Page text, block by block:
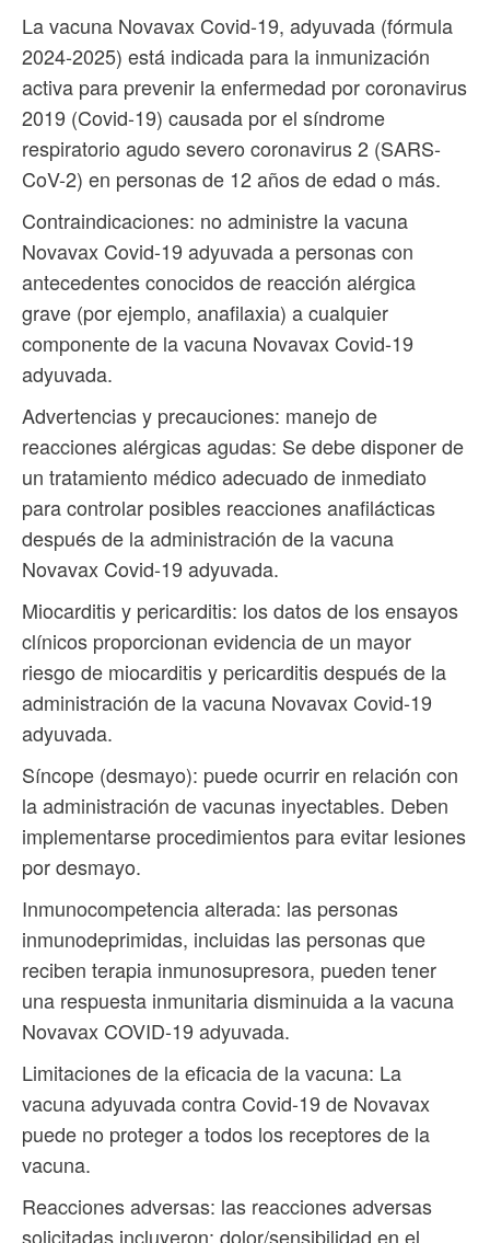
La vacuna Novavax Covid-19, adyuvada (fórmula
2024-2025) está indicada para la inmunización
activa para prevenir la enfermedad por coronavirus
2019 (Covid-19) causada por el síndrome
respiratorio agudo severo coronavirus 2 (SARS-
CoV-2) en personas de 12 años de edad o más.
Contraindicaciones: no administre la vacuna
Novavax Covid-19 adyuvada a personas con
antecedentes conocidos de reacción alérgica
grave (por ejemplo, anafilaxia) a cualquier
componente de la vacuna Novavax Covid-19
adyuvada.
Advertencias y precauciones: manejo de
reacciones alérgicas agudas: Se debe disponer de
un tratamiento médico adecuado de inmediato
para controlar posibles reacciones anafilácticas
después de la administración de la vacuna
Novavax Covid-19 adyuvada.
Miocarditis y pericarditis: los datos de los ensayos
clínicos proporcionan evidencia de un mayor
riesgo de miocarditis y pericarditis después de la
administración de la vacuna Novavax Covid-19
adyuvada.
Síncope (desmayo): puede ocurrir en relación con
la administración de vacunas inyectables. Deben
implementarse procedimientos para evitar lesiones
por desmayo.
Inmunocompetencia alterada: las personas
inmunodeprimidas, incluidas las personas que
reciben terapia inmunosupresora, pueden tener
una respuesta inmunitaria disminuida a la vacuna
Novavax COVID-19 adyuvada.
Limitaciones de la eficacia de la vacuna: La
vacuna adyuvada contra Covid-19 de Novavax
puede no proteger a todos los receptores de la
vacuna.
Reacciones adversas: las reacciones adversas
solicitadas incluyeron: dolor/sensibilidad en el